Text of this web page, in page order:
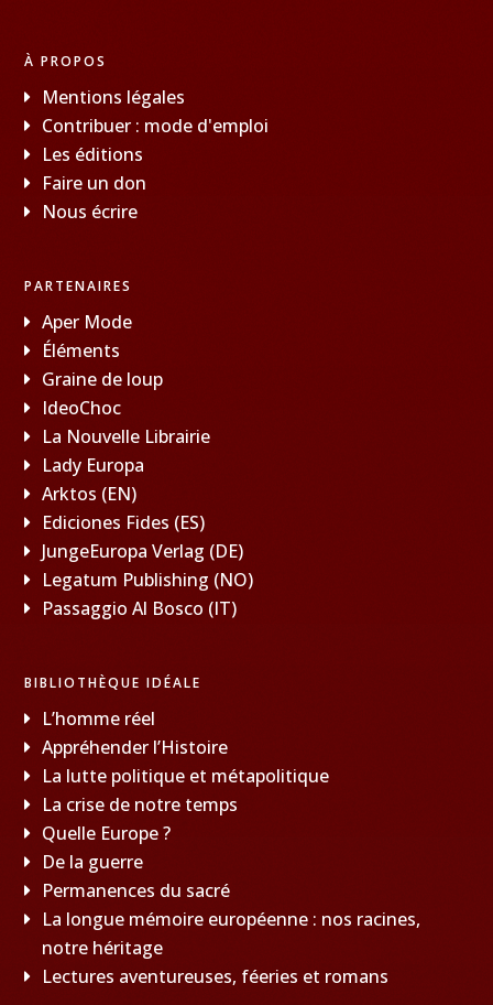
À PROPOS
Mentions légales
Contribuer : mode d'emploi
Les éditions
Faire un don
Nous écrire
PARTENAIRES
Aper Mode
Éléments
Graine de loup
IdeoChoc
La Nouvelle Librairie
Lady Europa
Arktos (EN)
Ediciones Fides (ES)
JungeEuropa Verlag (DE)
Legatum Publishing (NO)
Passaggio Al Bosco (IT)
BIBLIOTHÈQUE IDÉALE
L’homme réel
Appréhender l’Histoire
La lutte politique et métapolitique
La crise de notre temps
Quelle Europe ?
De la guerre
Permanences du sacré
La longue mémoire européenne : nos racines,
notre héritage
Lectures aventureuses, féeries et romans